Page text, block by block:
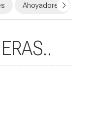
Ahoyadores